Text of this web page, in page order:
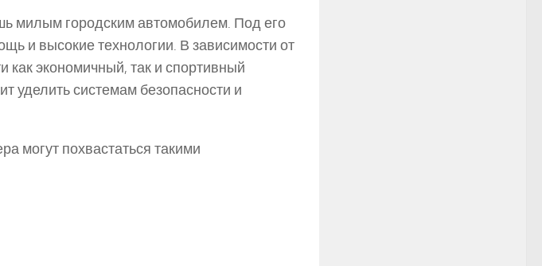
милым городским автомобилем. Под его
и высокие технологии. В зависимости от
экономичный, так и спортивный
уделить системам безопасности и
могут похвастаться такими